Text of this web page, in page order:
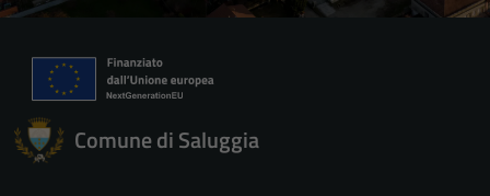
Comune di Saluggia